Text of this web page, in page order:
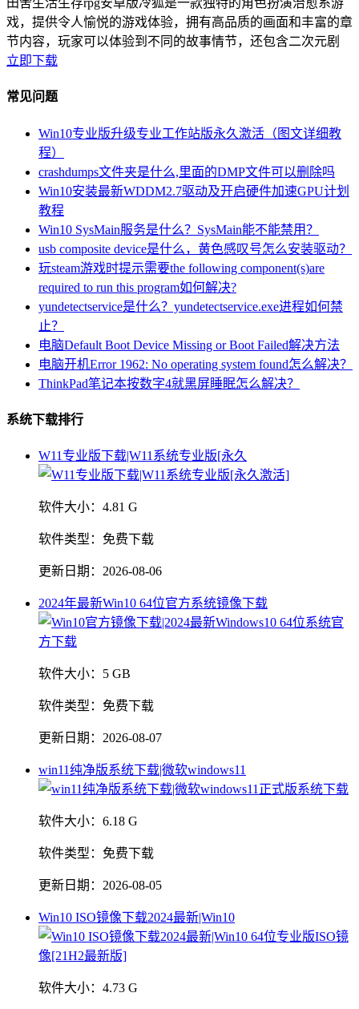
田舍生活生存rpg安卓版冷狐是一款独特的角色扮演治愈系游
戏，提供令人愉悦的游戏体验，拥有高品质的画面和丰富的章
节内容，玩家可以体验到不同的故事情节，还包含二次元剧
立即下载
常见问题
Win10专业版升级专业工作站版永久激活（图文详细教
程）
crashdumps文件夹是什么,里面的DMP文件可以删除吗
Win10安装最新WDDM2.7驱动及开启硬件加速GPU计划
教程
Win10 SysMain服务是什么？SysMain能不能禁用？
usb composite device是什么，黄色感叹号怎么安装驱动？
玩steam游戏时提示需要the following component(s)are
required to run this program如何解决?
yundetectservice是什么？yundetectservice.exe进程如何禁
止？
电脑Default Boot Device Missing or Boot Failed解决方法
电脑开机Error 1962: No operating system found怎么解决？
ThinkPad笔记本按数字4就黑屏睡眠怎么解决？
系统下载排行
W11专业版下载|W11系统专业版[永久
软件大小： 4.81 G
软件类型： 免费下载
更新日期： 2026-08-06
2024年最新Win10 64位官方系统镜像下载
软件大小： 5 GB
软件类型： 免费下载
更新日期： 2026-08-07
win11纯净版系统下载|微软windows11
软件大小： 6.18 G
软件类型： 免费下载
更新日期： 2026-08-05
Win10 ISO镜像下载2024最新|Win10
软件大小： 4.73 G